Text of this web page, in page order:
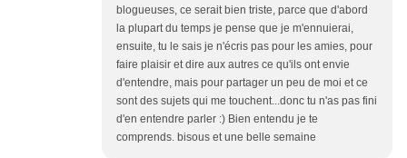
blogueuses, ce serait bien triste, parce que d'abord
la plupart du temps je pense que je m'ennuierai,
ensuite, tu le sais je n'écris pas pour les amies, pour
faire plaisir et dire aux autres ce qu'ils ont envie
d'entendre, mais pour partager un peu de moi et ce
sont des sujets qui me touchent...donc tu n'as pas fini
d'en entendre parler :) Bien entendu je te
comprends. bisous et une belle semaine